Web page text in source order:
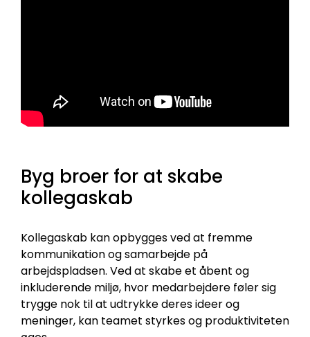
Byg broer for at skabe
kollegaskab
Kollegaskab kan opbygges ved at fremme
kommunikation og samarbejde på
arbejdspladsen. Ved at skabe et åbent og
inkluderende miljø, hvor medarbejdere føler sig
trygge nok til at udtrykke deres ideer og
meninger, kan teamet styrkes og produktiviteten